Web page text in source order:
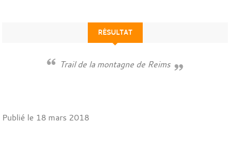
RÉSULTAT
Trail de la montagne de Reims
Publié le 18 mars 2018